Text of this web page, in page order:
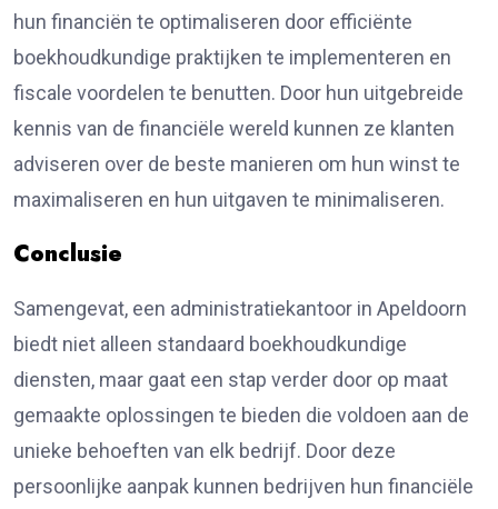
hun financiën te optimaliseren door efficiënte
boekhoudkundige praktijken te implementeren en
fiscale voordelen te benutten. Door hun uitgebreide
kennis van de financiële wereld kunnen ze klanten
adviseren over de beste manieren om hun winst te
maximaliseren en hun uitgaven te minimaliseren.
Conclusie
Samengevat, een administratiekantoor in Apeldoorn
biedt niet alleen standaard boekhoudkundige
diensten, maar gaat een stap verder door op maat
gemaakte oplossingen te bieden die voldoen aan de
unieke behoeften van elk bedrijf. Door deze
persoonlijke aanpak kunnen bedrijven hun financiële